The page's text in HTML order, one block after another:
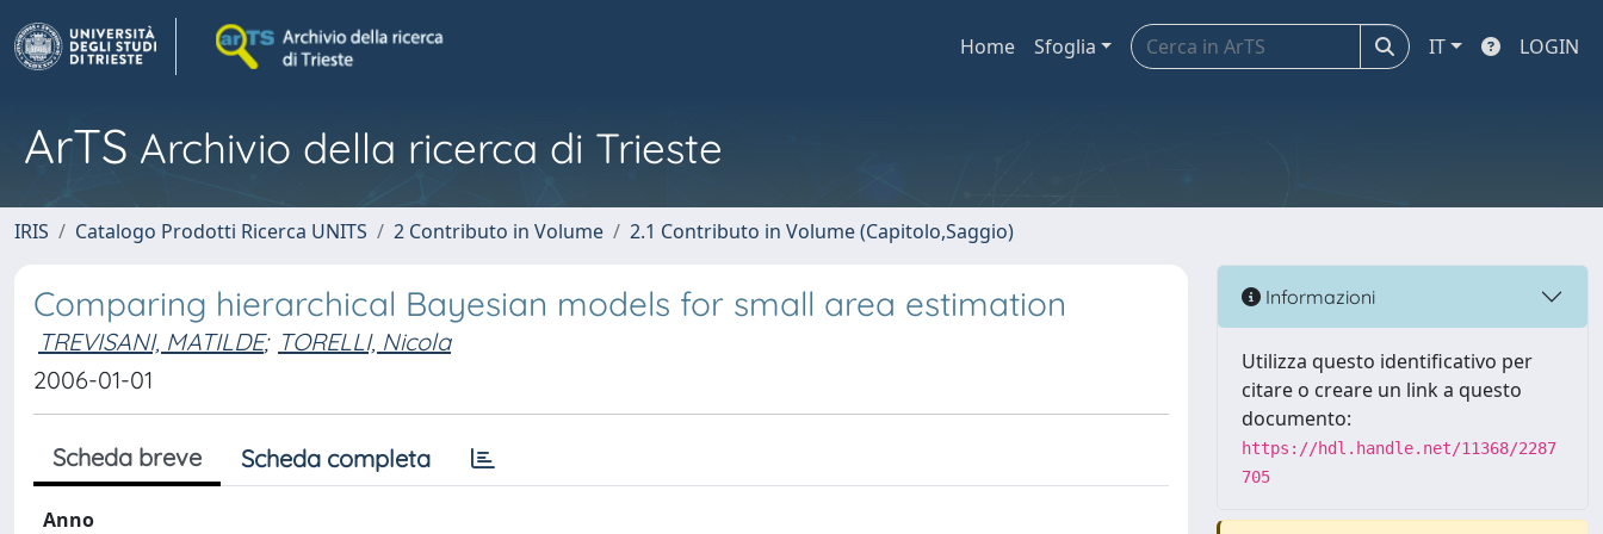
Home Sfoglia IT LOGIN
ArTS Archivio della ricerca di Trieste
IRIS Catalogo Prodotti Ricerca UNITS 2 Contributo in Volume 2.1 Contributo in Volume (Capitolo,Saggio)
Comparing hierarchical Bayesian models for small area estimation
TREVISANI, MATILDE; TORELLI, Nicola
2006-01-01
Scheda breve Scheda completa
Anno
Informazioni
Utilizza questo identificativo per
citare o creare un link a questo
documento:
https://hdl.handle.net/11368/2287
705